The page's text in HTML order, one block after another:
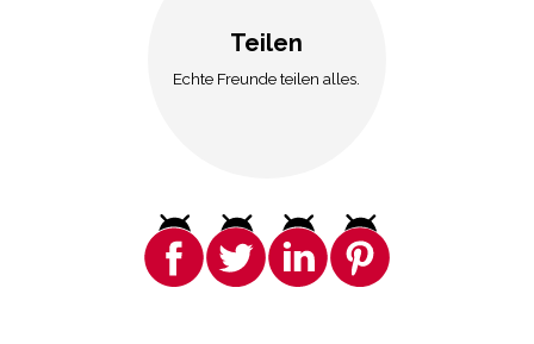
Teilen
Echte Freunde teilen alles.